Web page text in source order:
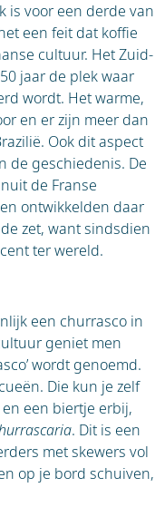
is voor een derde van
een feit dat koffie
cultuur. Het Zuid-
jaar de plek waar
wordt. Het warme,
en er zijn meer dan
Ook dit aspect
de geschiedenis. De
de Franse
ontwikkelden daar
zet, want sindsdien
ter wereld.
een churrasco in
geniet men
wordt genoemd.
Die kun je zelf
een biertje erbij,
. Dit is een
met skewers vol
op je bord schuiven,